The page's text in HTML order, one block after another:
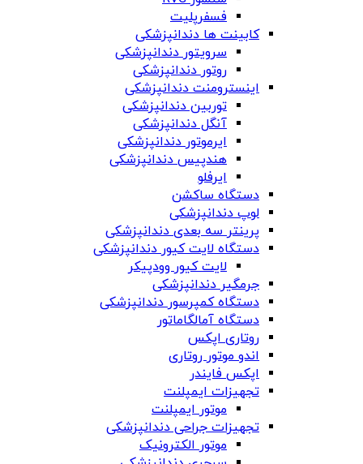
فسفرپلیت
کابینت ها دندانپزشکی
سرویتور دندانپزشکی
روتور دندانپزشکی
اینسترومنت دندانپزشکی
توربین دندانپزشکی
آنگل دندانپزشکی
ایرموتور دندانپزشکی
هندپیس دندانپزشکی
ایرفلو
دستگاه ساکشن
لوپ دندانپزشکی
پرینتر سه بعدی دندانپزشکی
دستگاه لایت کیور دندانپزشکی
لایت کیور وودپیکر
جرمگیر دندانپزشکی
دستگاه کمپرسور دندانپزشکی
دستگاه آمالگاماتور
روتاری اپکس
اندو موتور روتاری
اپکس فایندر
تجهیزات ایمپلنت
موتور ایمپلنت
تجهیزات جراحی دندانپزشکی
موتور الکترونیک